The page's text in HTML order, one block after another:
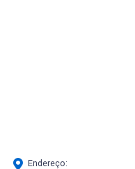
Endereço: